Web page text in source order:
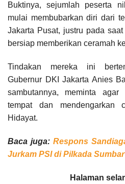
Buktinya, sejumlah peserta
mulai membubarkan diri dari
Jakarta Pusat, justru pada
bersiap memberikan ceramah
Tindakan mereka ini
Gubernur DKI Jakarta Anies
sambutannya, meminta
tempat dan mendengarkan
Hidayat.
Baca juga: Respons
Jurkam PSI di Pilkada Sumbar
Halaman